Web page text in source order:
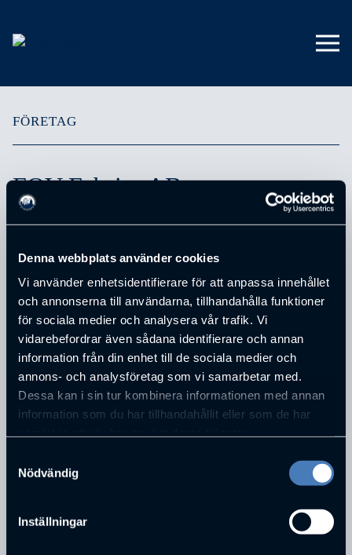
Denna webbplats använder cookies
Vi använder enhetsidentifierare för att anpassa innehållet
och annonserna till användarna, tillhandahålla funktioner
för sociala medier och analysera vår trafik. Vi
vidarebefordrar även sådana identifierare och annan
information från din enhet till de sociala medier och
annons- och analysföretag som vi samarbetar med.
Dessa kan i sin tur kombinera informationen med annan
information som du har tillhandahållit eller som de har
Nödvändig
Inställningar
FÖRETAG
FOV Fabrics AB
Box 165